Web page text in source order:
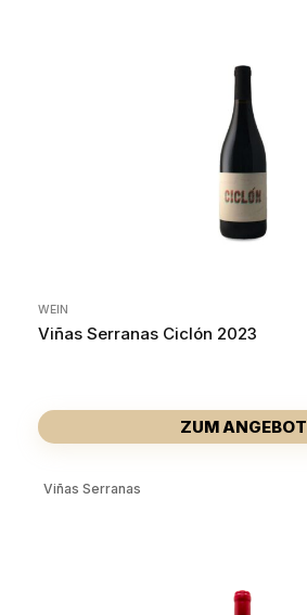
WEIN
Viñas Serranas Ciclón 2023
ZUM ANGEBOT
Viñas Serranas